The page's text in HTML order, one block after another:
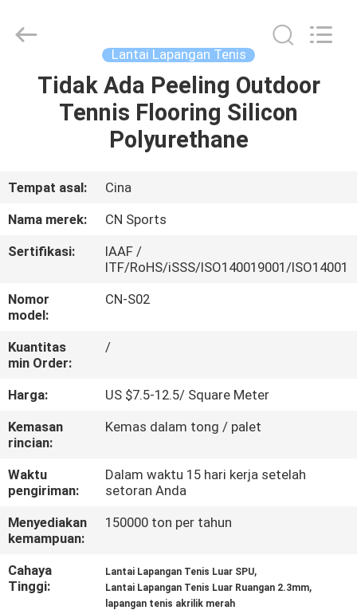
RUMAH
TENTANG
KAMI
TUR
PABRIK
KONTROL
KUALITAS
HUBUNGI
KAMI
PERMINTAAN
PENAWARAN
SITEMAP
Materials
Lantai Lapangan Tenis
Tidak Ada Peeling Outdoor
Tennis Flooring Silicon
Polyurethane
Tempat asal:
Cina
Nama merek:
CN Sports
Sertifikasi:
IAAF /
ITF/RoHS/iSSS/ISO140019001/ISO14001
Nomor
model:
CN-S02
Kuantitas
min Order:
/
Harga:
US $7.5-12.5/ Square Meter
Kemasan
rincian:
Kemas dalam tong / palet
Waktu
pengiriman:
Dalam waktu 15 hari kerja setelah
setoran Anda
Menyediakan
kemampuan:
150000 ton per tahun
Cahaya
Tinggi:
Lantai Lapangan Tenis Luar SPU,
Lantai Lapangan Tenis Luar Ruangan 2.3mm,
lapangan tenis akrilik merah